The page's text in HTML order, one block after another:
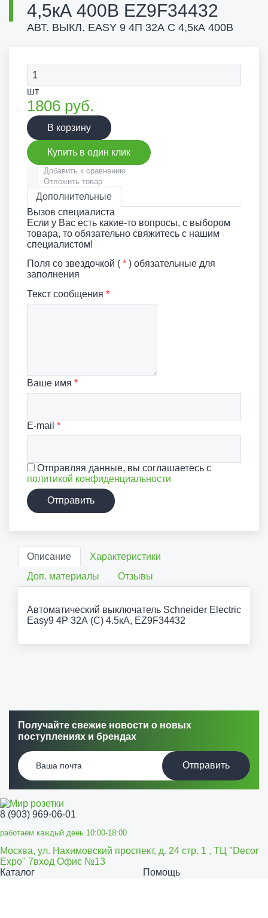
4,5кА 400В EZ9F34432
АВТ. ВЫКЛ. EASY 9 4П 32А С 4,5кА 400В
шт
1806 руб.
В корзину
Купить в один клик
Добавить к сравнению
Отложить товар
Дополнительные
Вызов специалиста
Если у Вас есть какие-то вопросы, с выбором
товара, то обязательно свяжитесь с нашим
специалистом!
Поля со звездочкой ( * ) обязательные для
заполнения
Текст сообщения *
Ваше имя *
E-mail *
Отправляя данные, вы соглашаетесь с
политикой конфиденциальности
Отправить
Описание
Характеристики
Доп. материалы
Отзывы
Автоматический выключатель Schneider Electric
Easy9 4P 32А (C) 4.5кА, EZ9F34432
Получайте свежие новости о новых
поступлениях и брендах
Отправить
8 (903) 969-06-01
работаем каждый день 10:00-18:00
Москва, ул. Нахимовский проспект, д. 24 стр. 1 , ТЦ "Decor
Expo" 7вход Офис №13
Каталог
Помощь